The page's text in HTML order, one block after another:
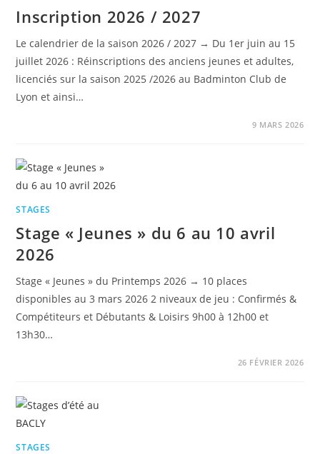
Inscription 2026 / 2027
Le calendrier de la saison 2026 / 2027 → Du 1er juin au 15
juillet 2026 : Réinscriptions des anciens jeunes et adultes,
licenciés sur la saison 2025 /2026 au Badminton Club de
Lyon et ainsi…
9 MARS 2026
STAGES
Stage « Jeunes » du 6 au 10 avril
2026
Stage « Jeunes » du Printemps 2026 → 10 places
disponibles au 3 mars 2026 2 niveaux de jeu : Confirmés &
Compétiteurs et Débutants & Loisirs 9h00 à 12h00 et
13h30…
26 FÉVRIER 2026
STAGES